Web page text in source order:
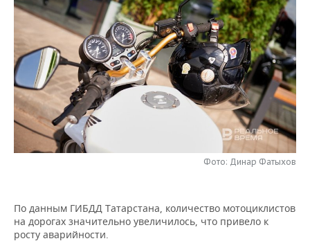
КОМУ ПРИНАДЛЕЖАТ
ТОРГОВЫЕ ЦЕНТРЫ
ТАТАРСТАНА
БЮДЖЕТ
ИНВЕСТИЦИИ
МАШИНОСТРОЕНИЕ
НЕФТЕХИМИЯ
НЕФТЬ
ОПК
ЭНЕРГЕТИКА
НОВОСТИ АВТО
БИЗНЕС
НОВОСТИ БИЗНЕСА
РОЗНИЧНАЯ ТОРГОВЛЯ
ТРАНСПОРТ
УСЛУГИ
ТЕХНОЛОГИИ
НОВОСТИ ТЕХНОЛОГИЙ
IT
МЕДИА
МЕРОПРИЯТИЯ
НОВОСТИ МЕРОПРИЯТИЙ
ВЫЕЗДНАЯ РЕДАКЦИЯ
ОТКРЫТАЯ ЛЕКЦИЯ
СПОРТ
НОВОСТИ СПОРТА
БАСКЕТБОЛ
ОБЩЕСТВО
ИНФРАСТРУКТУРА
СПРАВОЧНИК
Фото: Динар Фатыхов
По данным ГИБДД Татарстана, количество мотоциклистов
на дорогах значительно увеличилось, что привело к
росту аварийности.